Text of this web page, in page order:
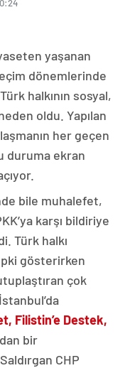
yaşanan
dönemlerinde
halkının sosyal,
oldu. Yapılan
her geçen
duruma ekran
bile muhalefet,
karşı bildiriye
Türk halkı
gösterirken
çok
Filistin’e Destek,
bir
CHP